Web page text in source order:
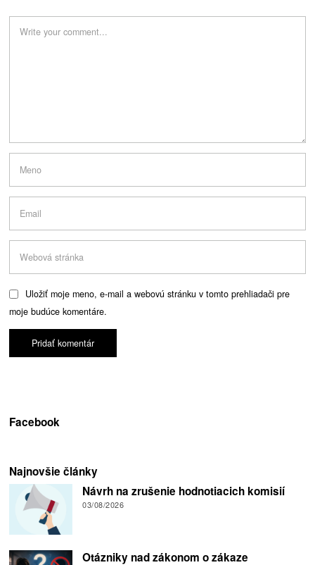
Uložiť moje meno, e-mail a webovú stránku v tomto prehliadači pre
moje budúce komentáre.
Facebook
Najnovšie články
Návrh na zrušenie hodnotiacich komisií
03/08/2026
Otázniky nad zákonom o zákaze